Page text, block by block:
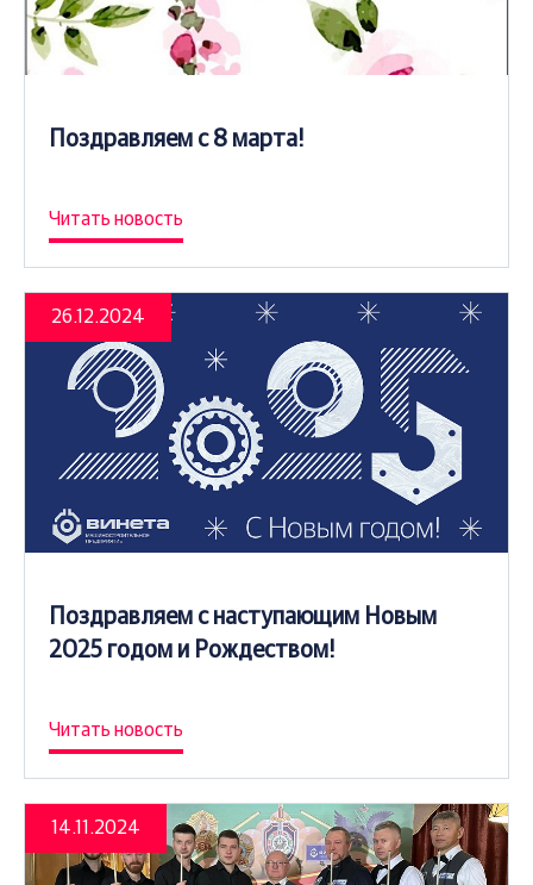
Поздравляем с 8 марта!
Читать новость
26.12.2024
Поздравляем с наступающим Новым
2025 годом и Рождеством!
Читать новость
14.11.2024